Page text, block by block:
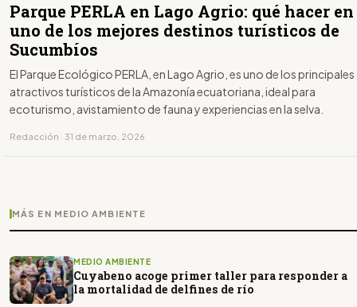
Parque PERLA en Lago Agrio: qué hacer en
uno de los mejores destinos turísticos de
Sucumbíos
El Parque Ecológico PERLA, en Lago Agrio, es uno de los principales
atractivos turísticos de la Amazonía ecuatoriana, ideal para
ecoturismo, avistamiento de fauna y experiencias en la selva.
Redacción · 31 de marzo, 2026
MÁS EN MEDIO AMBIENTE
MEDIO AMBIENTE
Cuyabeno acoge primer taller para responder a
la mortalidad de delfines de río